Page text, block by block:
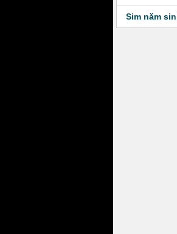
Sim năm